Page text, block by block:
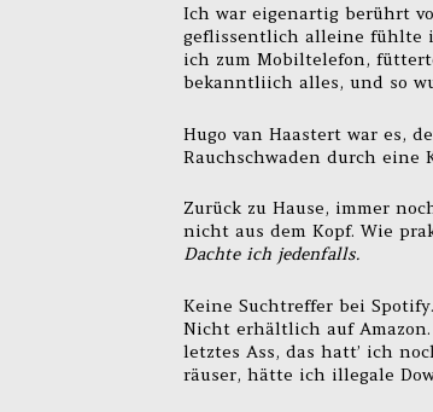
Ich war eigenartig berührt
geflissentlich alleine fühlte
ich zum Mobiltelefon,
bekanntliich alles, und so
Hugo van Haastert war es,
Rauchschwaden durch eine
Zurück zu Hause, immer
nicht aus dem Kopf. Wie
Dachte ich jedenfalls.
Keine Suchtreffer bei Spotify.
Nicht erhältlich auf
letztes Ass, das hatt’ ich
räuser, hätte ich illegale